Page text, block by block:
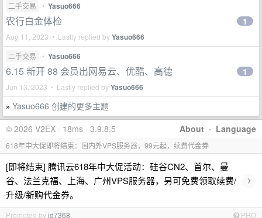
二手交易
• Yasuo666
农行白金体检
Aug 11, 2023 • Lastly replied byYasuo666
1
二手交易 • Yasuo666
6.15 新开 88 会员出网易云、优酷、高德
Jun 13, 2023 • Lastly replied byYasuo666
1
» Yasuo666 创建的更多主题
About · Language
© 2026 V2EX · 18ms · 3.9.8.5
618年中大促即将结束：国内外VPS服务器，99元起，续费代金券
[即将结束] 腾讯云618年中大促活动：硅谷CN2、首尔、曼
谷、法兰克福、上海、广州VPS服务器，另可免费领取续费/
升级/新购代金券。
›
Promoted byid7368 PRO